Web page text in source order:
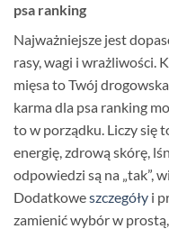
psa ranking
Najważniejsze jest
rasy, wagi i wrażliwości.
mięsa to Twój
karma dla psa ranking
to w porządku. Liczy się
energię, zdrową skórę,
odpowiedzi są na „tak”,
Dodatkoweszczegóły i
zamienić wybór w